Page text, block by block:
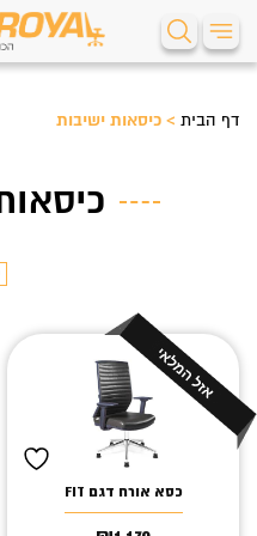
דף הבית > כיסאות ישיבות
כסא אורח דגם FIT